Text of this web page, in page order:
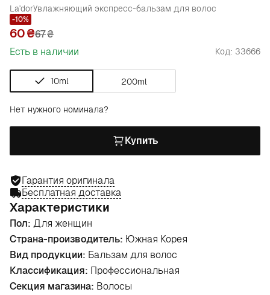
La'dorУвлажняющий экспресс-бальзам для волос
-10%
60 67₴
Есть в наличии
Код: 33666
10ml 200ml
Нет нужного номинала?
Купить
Гарантия оригинала
Бесплатная доставка
Характеристики
Пол: Для женщин
Страна-производитель: Южная Корея
Вид продукции: Бальзам для волос
Классификация: Профессиональная
Секция магазина: Волосы